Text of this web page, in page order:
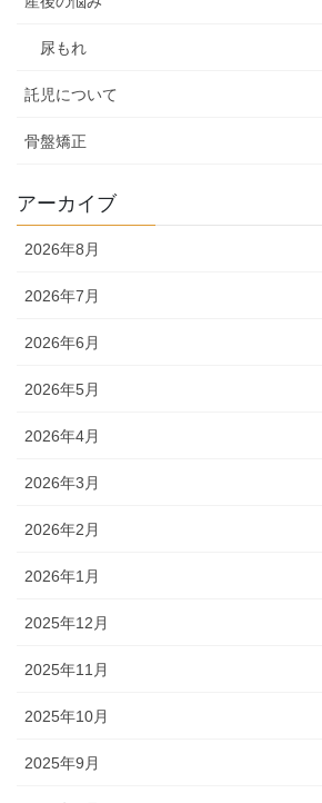
尿もれ
託児について
骨盤矯正
アーカイブ
2026年8月
2026年7月
2026年6月
2026年5月
2026年4月
2026年3月
2026年2月
2026年1月
2025年12月
2025年11月
2025年10月
2025年9月